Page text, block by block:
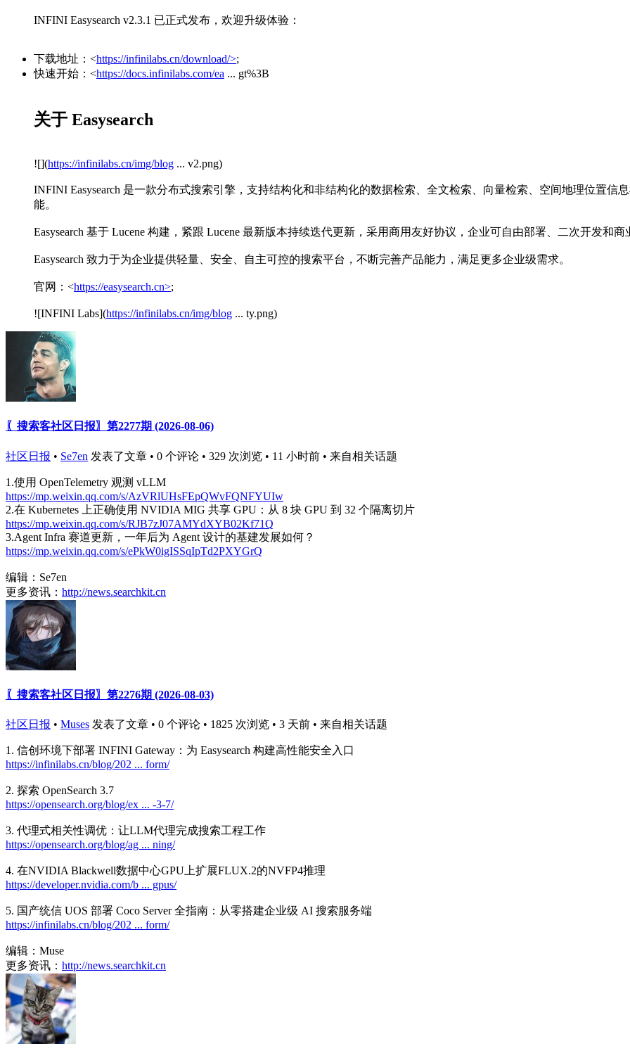
INFINI Easysearch v2.3.1 已正式发布，欢迎升级体验：
下载地址：<https://infinilabs.cn/download/>;
快速开始：<https://docs.infinilabs.com/ea ... gt%3B
关于 Easysearch
![](https://infinilabs.cn/img/blog ... v2.png)
INFINI Easysearch 是一款分布式搜索引擎，支持结构化和非结构化的数据检索、全文检索、向量检索、空间地理位置信
能。
Easysearch 基于 Lucene 构建，紧跟 Lucene 最新版本持续迭代更新，采用商用友好协议，企业可自由部署、二次开发和商
Easysearch 致力于为企业提供轻量、安全、自主可控的搜索平台，不断完善产品能力，满足更多企业级需求。
官网：<https://easysearch.cn>;
![INFINI Labs](https://infinilabs.cn/img/blog ... ty.png)
〖搜索客社区日报〗第2277期 (2026-08-06)
社区日报 • Se7en 发表了文章 • 0 个评论 • 329 次浏览 • 11 小时前 • 来自相关话题
1.使用 OpenTelemetry 观测 vLLM
https://mp.weixin.qq.com/s/AzVRlUHsFEpQWvFQNFYUIw
2.在 Kubernetes 上正确使用 NVIDIA MIG 共享 GPU：从 8 块 GPU 到 32 个隔离切片
https://mp.weixin.qq.com/s/RJB7zJ07AMYdXYB02Kf71Q
3.Agent Infra 赛道更新，一年后为 Agent 设计的基建发展如何？
https://mp.weixin.qq.com/s/ePkW0igISSqIpTd2PXYGrQ
编辑：Se7en
更多资讯： http://news.searchkit.cn
〖搜索客社区日报〗第2276期 (2026-08-03)
社区日报 • Muses 发表了文章 • 0 个评论 • 1825 次浏览 • 3 天前 • 来自相关话题
1. 信创环境下部署 INFINI Gateway：为 Easysearch 构建高性能安全入口
https://infinilabs.cn/blog/202 ... form/
2. 探索 OpenSearch 3.7
https://opensearch.org/blog/ex ... -3-7/
3. 代理式相关性调优：让LLM代理完成搜索工程工作
https://opensearch.org/blog/ag ... ning/
4. 在NVIDIA Blackwell数据中心GPU上扩展FLUX.2的NVFP4推理
https://developer.nvidia.com/b ... gpus/
5. 国产统信 UOS 部署 Coco Server 全指南：从零搭建企业级 AI 搜索服务端
https://infinilabs.cn/blog/202 ... form/
编辑：Muse
更多资讯： http://news.searchkit.cn